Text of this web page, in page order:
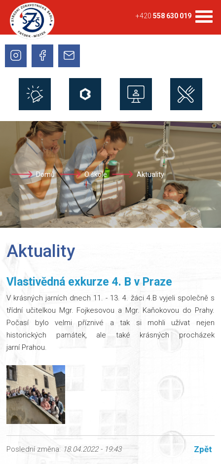
+420 558 630 019
Domů O škole Aktuality
Aktuality
Vlastivědná exkurze 4. B v Praze
V krásných jarních dnech 11. - 13. 4. žáci 4.B vyjeli společně s
třídní učitelkou Mgr. Fojkesovou a Mgr. Kaňokovou do Prahy.
Počasí bylo velmi příznivé a tak si mohli užívat nejen
historických památek, ale také krásných procházek
jarní Prahou.
Poslední změna: 18.04.2022 - 19:43 Zpět